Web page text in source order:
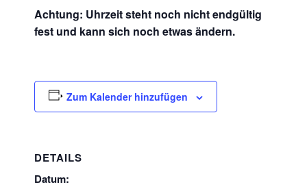
Achtung: Uhrzeit steht noch nicht endgültig
fest und kann sich noch etwas ändern.
Zum Kalender hinzufügen
DETAILS
Datum: